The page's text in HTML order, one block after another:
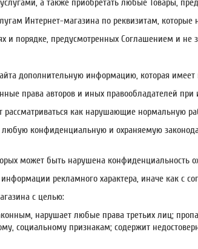
а также приобретать любые Товары,
Интернет-магазина по реквизитам, которые
и порядке, предусмотренных Соглашением и
дополнительную информацию, которая
права авторов и иных правообладателей при
как нарушающие нормальную
любую конфиденциальную и охраняемую
может быть нарушена
рекламного характера, иначе как с
с целью:
нарушает любые права третьих лиц;
социальному признакам; содержит